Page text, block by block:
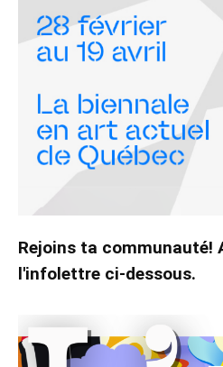
Rejoins ta communauté!
l'infolettre ci-dessous.